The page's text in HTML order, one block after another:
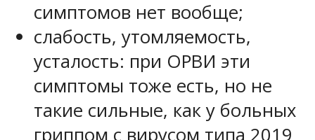
симптомов нет вообще;
слабость, утомляемость,
усталость: при ОРВИ эти
симптомы тоже есть, но не
такие сильные, как у больных
гриппом с вирусом типа 2019